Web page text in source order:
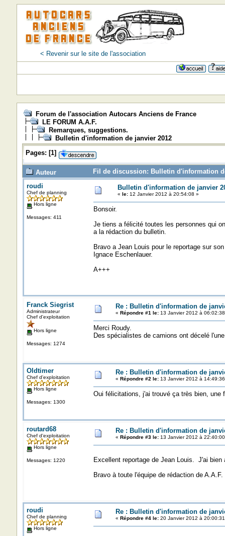
< Revenir sur le site de l'association
Forum de l'association Autocars Anciens de France
LE FORUM A.A.F.
Remarques, suggestions.
Bulletin d'information de janvier 2012
Pages: [1]
Auteur
Fil de discussion: Bulletin d'information
roudi
Chef de planning
Hors ligne
Messages: 411
Bulletin d'information de janvier
« le:12 Janvier 2012 à 20:54:08 »
Bonsoir.
Je tiens a félicité toutes les personnes qui
a la rédaction du bulletin.
Bravo a Jean Louis pour le reportage sur
Ignace Eschenlauer.
A+++
Franck Siegrist
Administrateur
Chef d'exploitation
Hors ligne
Messages: 1274
Re : Bulletin d'information de
« Répondre #1 le:13 Janvier 2012 à
Merci Roudy.
Des spécialistes de camions ont décelé
Oldtimer
Chef d'exploitation
Hors ligne
Messages: 1300
Re : Bulletin d'information de
« Répondre #2 le:13 Janvier 2012 à
Oui félicitations, j'ai trouvé ça très bien, une
routard68
Chef d'exploitation
Hors ligne
Messages: 1220
Re : Bulletin d'information de
« Répondre #3 le:13 Janvier 2012 à
Excellent reportage de Jean Louis. J'ai
Bravo à toute l'équipe de rédaction de A.A.F.
roudi
Chef de planning
Hors ligne
Re : Bulletin d'information de
« Répondre #4 le:20 Janvier 2012 à